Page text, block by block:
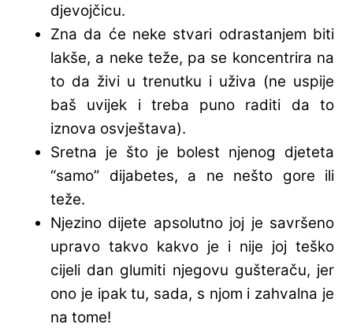
djevojčicu.
Zna da će neke stvari odrastanjem biti
lakše, a neke teže, pa se koncentrira na
to da živi u trenutku i uživa (ne uspije
baš uvijek i treba puno raditi da to
iznova osvještava).
Sretna je što je bolest njenog djeteta
“samo” dijabetes, a ne nešto gore ili
teže.
Njezino dijete apsolutno joj je savršeno
upravo takvo kakvo je i nije joj teško
cijeli dan glumiti njegovu gušteraču, jer
ono je ipak tu, sada, s njom i zahvalna je
na tome!